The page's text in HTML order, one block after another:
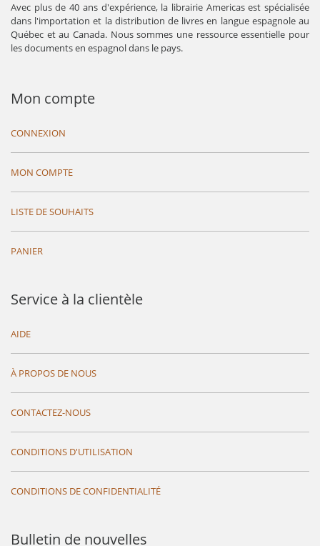
Avec plus de 40 ans d'expérience, la librairie Americas est spécialisée
dans l'importation et la distribution de livres en langue espagnole au
Québec et au Canada. Nous sommes une ressource essentielle pour
les documents en espagnol dans le pays.
Mon compte
CONNEXION
MON COMPTE
LISTE DE SOUHAITS
PANIER
Service à la clientèle
AIDE
À PROPOS DE NOUS
CONTACTEZ-NOUS
CONDITIONS D'UTILISATION
CONDITIONS DE CONFIDENTIALITÉ
Bulletin de nouvelles